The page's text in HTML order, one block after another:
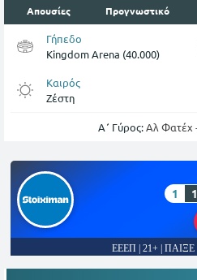
Απουσίες Προγνωστικό
Γήπεδο
Kingdom Arena (40.000)
Καιρός
Ζέστη
Α΄ Γύρος:Αλ Φατέχ
1
ΕΕΕΠ | 21+ |